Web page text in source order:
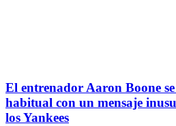
El entrenador Aaron Boone se
habitual con un mensaje
los Yankees